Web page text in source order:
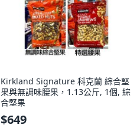
Kirkland Signature 科克蘭 綜合堅
果與無調味腰果，1.13公斤, 1個, 綜
合堅果
$649